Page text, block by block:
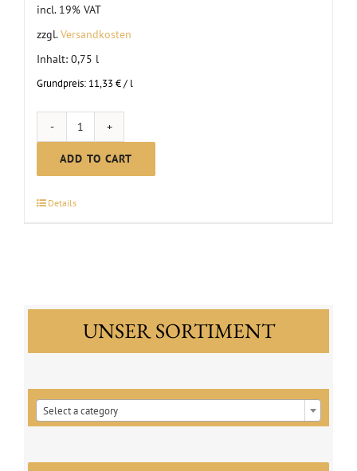
incl. 19% VAT
zzgl.Versandkosten
Inhalt: 0,75 l
Grundpreis: 11,33 €/ l
Riesling
Spätlese
Sweet
ADD TO CART
Details
UNSER SORTIMENT
Select a category